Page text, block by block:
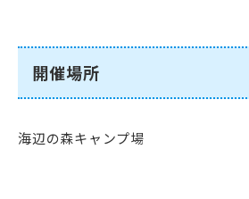
開催場所
海辺の森キャンプ場